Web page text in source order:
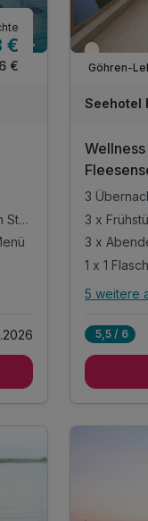
€
€
2 x Frühstücksbuffet für einen genussvollen Start
WAR
202
Seehotel
3
3 x
1 x 1
Alle
3 x
Start
inkl.
inkl.
5 weitere
5,5 / 6